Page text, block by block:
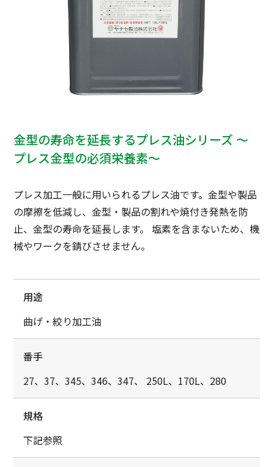
金型の寿命を延長するプレス油シリーズ ～
プレス金型の必須栄養素～
プレス加工一般に用いられるプレス油です。金型や製品
の摩擦を低減し、金型・製品の割れや焼付き発熱を防
止、金型の寿命を延長します。
塩素を含まないため、機
械やワークを錆びさせません。
用途
曲げ・絞り加工油
番手
27、37、345、346、347、 250L、170L、280
規格
下記参照